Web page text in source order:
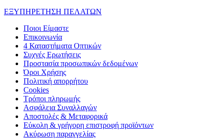
ΕΞΥΠΗΡΕΤΗΣΗ ΠΕΛΑΤΩΝ
Ποιοι Είμαστε
Επικοινωνία
4 Καταστήματα Οπτικών
Συχνές Ερωτήσεις
Προστασία προσωπικών δεδομένων
Όροι Χρήσης
Πολιτική απορρήτου
Cookies
Τρόποι πληρωμής
Ασφάλεια Συναλλαγών
Αποστολές & Μεταφορικά
Εύκολη & γρήγορη επιστροφή προϊόντων
Ακύρωση παραγγελίας